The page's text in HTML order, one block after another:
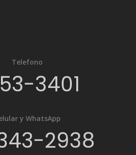
Telefono
3401
y WhatsApp
2938